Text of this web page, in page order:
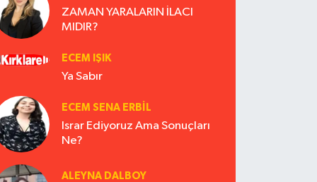
ZAMAN YARALARIN İLACI
MIDIR?
ECEM IŞIK
Ya Sabır
ECEM SENA ERBIL
Israr Ediyoruz Ama Sonuçları
Ne?
ALEYNA DALBOY